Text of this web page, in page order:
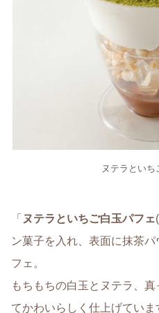
ヌテラといち
「 ヌテラといちご白玉パフェ
ン菓子を入れ、表面に抹茶
フェ。
もちもちの白玉とヌテラ、
てかわいらしく仕上げていま